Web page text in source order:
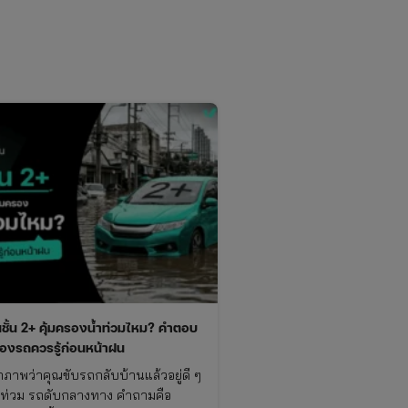
ชั้น 2+ คุ้มครองน้ำท่วมไหม? คำตอบ
องรถควรรู้ก่อนหน้าฝน
ภาพว่าคุณขับรถกลับบ้านแล้วอยู่ดี ๆ
ท่วม รถดับกลางทาง คำถามคือ